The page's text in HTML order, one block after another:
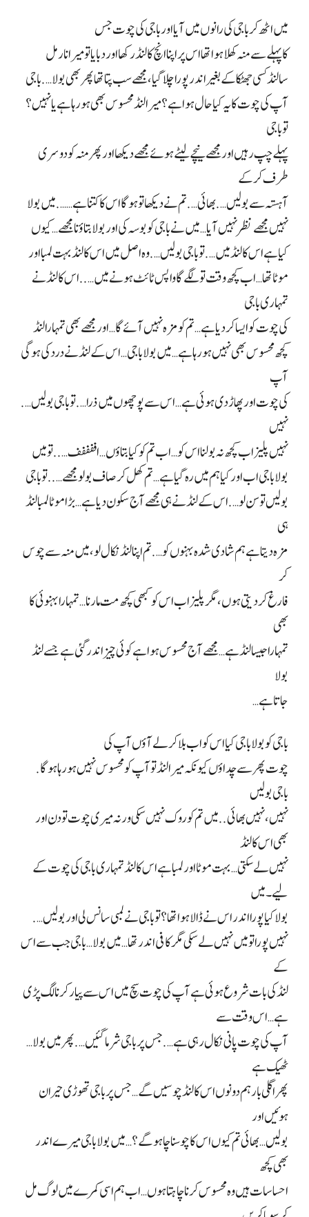
میں اٹھ کر باجی کی رانوں میں آیا اور باجی کی چوت جس
کا پہلے سے منہ کھلا ہوا تھا اس پر اپنا انچ کا لنڈ رکھا اور دبایا تو میرا نارمل
سا لنڈ کسی جھٹکا کے بغیر اندر پورا چلا گیا، مجھے سب پتا تھا پھر بھی بولا…. باجی
آپ کی چوت کا یہ کیا حال ہوا ہے؟ میرا لنڈ محسوس بھی ہو رہا ہے یا نہیں؟
تو باجی
پہلے چپ رہیں اور مجھے نیچے لیٹے ہوئے مجھے دیکھا اور پھر منہ کو دوسری
طرف کر کے
آہستہ سے بولیں…. بھائی…. تم نے دیکھا تو ہو گا اس کا کتنا ہے……. میں بولا
نہیں مجھے نظر نہیں آیا… میں نے باجی کو بوسہ کی اور بولا بتاؤ نا مجھے… کیوں
کیا ہے اس کا لنڈ میں…. تو باجی بولیں…. وہ اصل میں اس کا لنڈ بہت لمبا اور
موٹا تھا… اب کچھ وقت تو لگے گا واپس ٹائٹ ہونے میں….. اس کا لنڈ نے
تمہاری باجی
کی چوت کو ایسا کر دیا ہے… تم کو مزہ نہیں آئے گا… اور مجھے بھی تمہارا لنڈ
کچھ محسوس بھی نہیں ہو رہا ہے… میں بولا باجی… اس کے لنڈ نے درد کی ہو گی
آپ
کی چوت اور پھاڑ دی ہوئی ہے… اس سے پوچھوں میں ذرا…. تو باجی بولیں….
نہیں
نہیں پلیز اب کچھ نہ بولنا اس کو… اب تم کو کیا بتاؤں… اففففف….. تو میں
بولا باجی اب اور کیا ہم میں رہ گیا ہے… تم کھل کر صاف بولو مجھے….. تو باجی
بولیں تو سن لو…. اس کے لنڈ نے ہی مجھے آج سکون دیا ہے… بڑا موٹا لمبا لنڈ
ہی
مزہ دیتا ہے ہم شادی شدہ بہنوں کو…. تم اپنا لنڈ نکال لو، میں منہ سے چوس
کر
فارغ کر دیتی ہوں، مگر پلیز اب اس کو کبھی کچھ مت مارنا… تمہارا بہنوئی کا
بھی
تمہارا جیسا لنڈ ہے… مجھے آج محسوس ہوا ہے کوئی چیز اندر گئی ہے جسے لنڈ
بولا
جاتا ہے…
باجی کو بولا باجی کیا اس کو اب بلا کر لے آؤں آپ کی
چوت پھر سے چداؤں کیونکہ میرا لنڈ تو آپ کو محسوس نہیں ہو رہا ہو گا.
باجی بولیں
نہیں، نہیں بھائی.. میں تم کو روک نہیں سکی ورنہ میری چوت تو دن اور
بھی اس کا لنڈ
نہیں لے سکتی… بہت موٹا اور لمبا ہے اس کا لنڈ تمہاری باجی کی چوت کے
لیے۔ میں
بولا کیا پورا اندر اس نے ڈالا ہوا تھا؟ تو باجی نے لمبی سانس لی اور بولیں….
نہیں پورا تو میں نہیں لے سکی مگر کافی اندر تھا… میں بولا… باجی جب سے اس
کے
لنڈ کی بات شروع ہوئی ہے آپ کی چوت سچ میں اس سے پیار کرنا لگ پڑی
ہے… اس وقت سے
آپ کی چوت پانی نکال رہی ہے…. جس پر باجی شرما گئیں…. پھر میں بولا…
ٹھیک ہے
پھر اگلی بار ہم دونوں اس کا لنڈ چوسیں گے… جس پر باجی تھوڑی حیران
ہوئیں اور
بولیں… بھائی تم کیوں اس کا چوسنا چاہو گے؟… میں بولا باجی میرے اندر
بھی کچھ
احساسات ہیں وہ محسوس کرنا چاہتا ہوں… اب ہم اسی کمرے میں لوگ مل